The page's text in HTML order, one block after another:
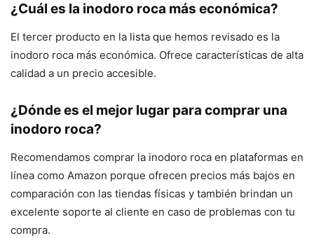
¿Cuál es la inodoro roca más económica?
El tercer producto en la lista que hemos revisado es la
inodoro roca más económica. Ofrece características de alta
calidad a un precio accesible.
¿Dónde es el mejor lugar para comprar una
inodoro roca?
Recomendamos comprar la inodoro roca en plataformas en
línea como Amazon porque ofrecen precios más bajos en
comparación con las tiendas físicas y también brindan un
excelente soporte al cliente en caso de problemas con tu
compra.